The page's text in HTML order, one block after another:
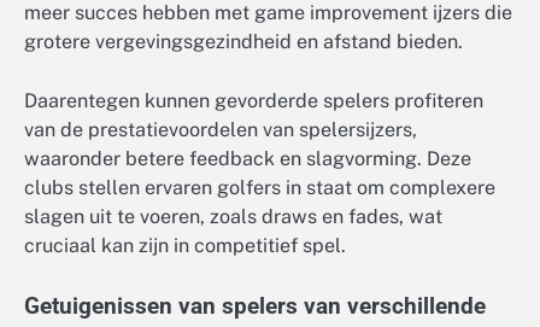
meer succes hebben met game improvement ijzers die
grotere vergevingsgezindheid en afstand bieden.
Daarentegen kunnen gevorderde spelers profiteren
van de prestatievoordelen van spelersijzers,
waaronder betere feedback en slagvorming. Deze
clubs stellen ervaren golfers in staat om complexere
slagen uit te voeren, zoals draws en fades, wat
cruciaal kan zijn in competitief spel.
Getuigenissen van spelers van verschillende